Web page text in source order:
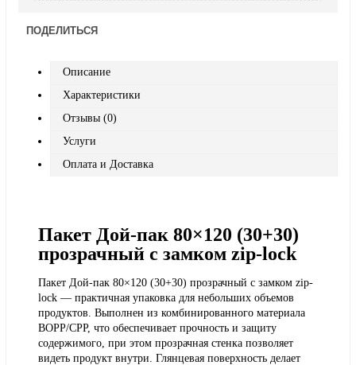
ПОДЕЛИТЬСЯ
Описание
Характеристики
Отзывы (0)
Услуги
Оплата и Доставка
Пакет Дой-пак 80×120 (30+30)
прозрачный с замком zip-lock
Пакет Дой-пак 80×120 (30+30) прозрачный с замком zip-
lock — практичная упаковка для небольших объемов
продуктов. Выполнен из комбинированного материала
BOPP/CPP, что обеспечивает прочность и защиту
содержимого, при этом прозрачная стенка позволяет
видеть продукт внутри. Глянцевая поверхность делает